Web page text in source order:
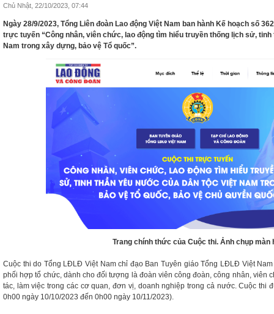
Chủ Nhật, 22/10/2023, 07:44
Ngày 28/9/2023, Tổng Liên đoàn Lao động Việt Nam ban hành Kế hoạch số
trực tuyến “Công nhân, viên chức, lao động tìm hiểu truyền thống lịch sử,
Nam trong xây dựng, bảo vệ Tổ quốc”.
Trang chính thức của Cuộc thi. Ảnh chụp màn
Cuộc thi do Tổng LĐLĐ Việt Nam chỉ đạo Ban Tuyên giáo Tổng LĐLĐ Việt
phối hợp tổ chức, dành cho đối tượng là đoàn viên công đoàn, công nhân, viên
tác, làm việc trong các cơ quan, đơn vị, doanh nghiệp trong cả nước. Cuộc thi
0h00 ngày 10/10/2023 đến 0h00 ngày 10/11/2023).